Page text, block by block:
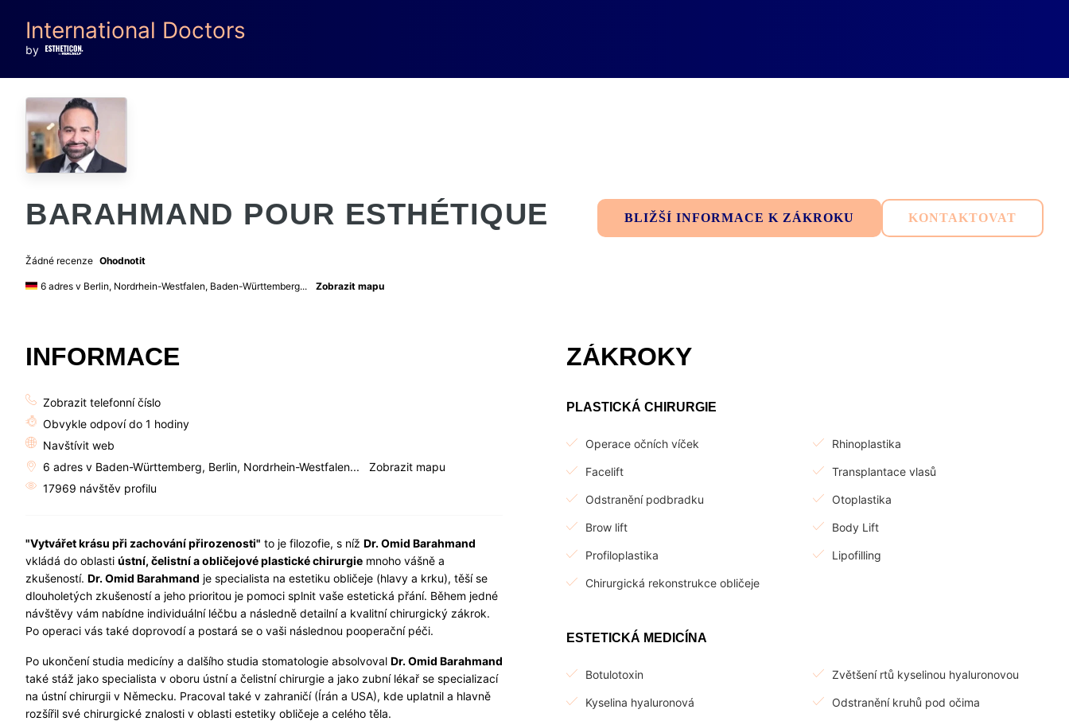
International Doctors
by
BARAHMAND POUR ESTHÉTIQUE
Žádné recenze Ohodnotit
6 adres v Berlin, Nordrhein-Westfalen, Baden-Württemberg... Zobrazit mapu
BLIŽŠÍ INFORMACE K ZÁKROKU KONTAKTOVAT
INFORMACE
Zobrazit telefonní číslo
Obvykle odpoví do 1 hodiny
Navštívit web
6 adres v Baden-Württemberg, Berlin, Nordrhein-Westfalen...
Zobrazit mapu
17969 návštěv profilu
"Vytvářet krásu při zachování přirozenosti" to je filozofie, s níž Dr. Omid Barahmand
vkládá do oblasti ústní, čelistní a obličejové plastické chirurgie mnoho vášně a
zkušeností. Dr. Omid Barahmand je specialista na estetiku obličeje (hlavy a krku), těší se
dlouholetých zkušeností a jeho prioritou je pomoci splnit vaše estetická přání. Během jedné
návštěvy vám nabídne individuální léčbu a následně detailní a kvalitní chirurgický zákrok.
Po operaci vás také doprovodí a postará se o vaši následnou pooperační péči.
Po ukončení studia medicíny a dalšího studia stomatologie absolvoval Dr. Omid Barahmand
také stáž jako specialista v oboru ústní a čelistní chirurgie a jako zubní lékař se specializací
na ústní chirurgii v Německu. Pracoval také v zahraničí (Írán a USA), kde uplatnil a hlavně
rozšířil své chirurgické znalosti v oblasti estetiky obličeje a celého těla.
ZÁKROKY
PLASTICKÁ CHIRURGIE
Operace očních víček Rhinoplastika
Facelift Transplantace vlasů
Odstranění podbradku Otoplastika
Brow lift Body Lift
Profiloplastika Lipofilling
Chirurgická rekonstrukce obličeje
ESTETICKÁ MEDICÍNA
Botulotoxin Zvětšení rtů kyselinou hyaluronovou
Kyselina hyaluronová Odstranění kruhů pod očima